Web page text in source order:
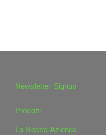
Newsletter Signup
Prodotti
La Nostra Azienda